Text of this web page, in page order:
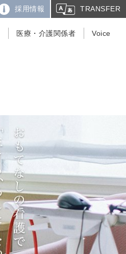
医療・介護関係者 Voice
採用情報 TRANSFER